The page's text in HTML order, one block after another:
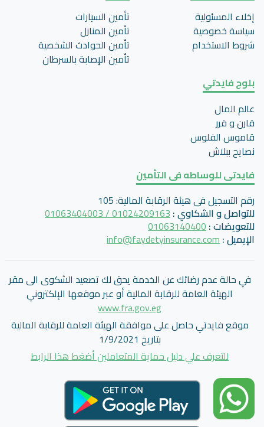
إخلاء المسئولية
سياسة خصوصية
شروط الاستخدام
تأمين السيارات
تأمين المنازل
تأمين الحوادث الشخصية
تأمين اﻹصابة بالسرطان
بلوج فايدتي
عالم المال
قارن و قرر
قاموس الفلوس
نصايح ببلاش
فايدتى للوساطه فى التأمين
رقم التسجيل فى هيئة الرقابة المالية:
105
للتواصل و الشكاوي:
01024209163 / 01063404003
للتعويضات:
01063140400
الإيميل:
info@faydetyinsurance.com
في حالة عدم رضائك عن الخدمة يحق لك تصعيد الشكوى الى مقر
الهيئة العامة للرقابة المالية أو عبر موقعها الإلكتروني
www.fra.gov.eg
موقع فايدتي حاصل على موافقة الهيئة العامة للرقابة المالية
بتاريخ 1/9/2021
للتعرف علي دليل حماية المتعاملين أضغط هذا الرابط